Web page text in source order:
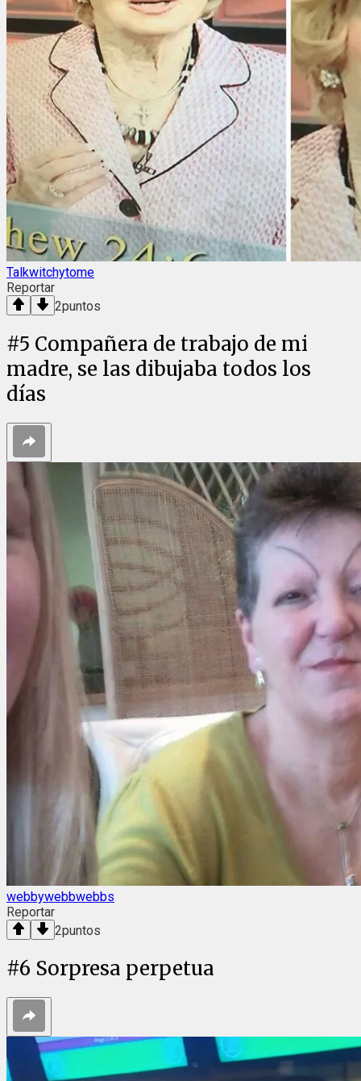
Talkwitchytome
Reportar
2puntos
#5 Compañera de trabajo de mi
madre, se las dibujaba todos los
días
webbywebbwebbs
Reportar
2puntos
#6 Sorpresa perpetua